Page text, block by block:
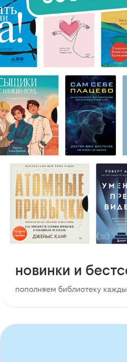
новинки и
пополняем библиотеку